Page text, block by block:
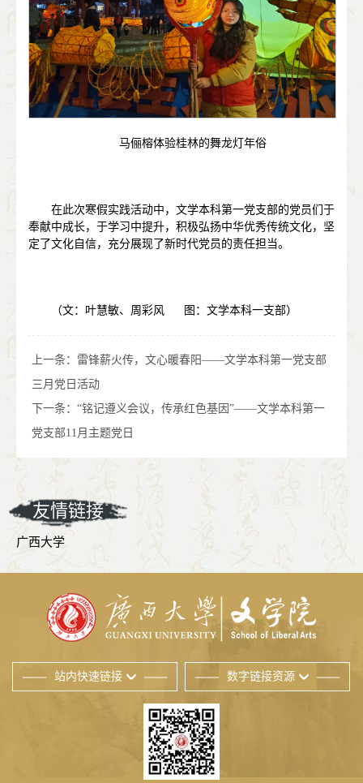
马俪榕体验桂林的舞龙灯年俗
在此次寒假实践活动中，文学本科第一党支部的党员们于
奉献中成长，于学习中提升，积极弘扬中华优秀传统文化，坚
定了文化自信，充分展现了新时代党员的责任担当。
（文：叶慧敏、周彩风 图：文学本科一支部）
上一条： 雷锋薪火传，文心暖春阳——文学本科第一党支部
三月党日活动
下一条： “铭记遵义会议，传承红色基因”——文学本科第一
党支部11月主题党日
友情链接
广西大学
站内快速链接 数字链接资源